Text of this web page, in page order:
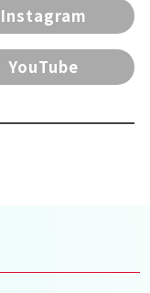
Instagram
YouTube